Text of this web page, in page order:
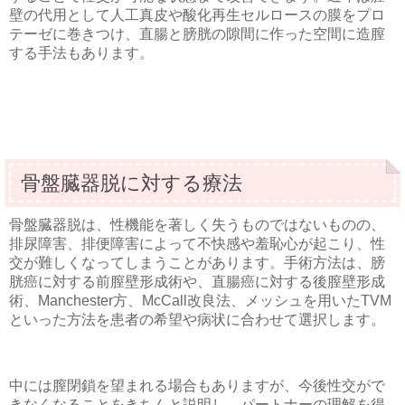
壁の代用として人工真皮や酸化再生セルロースの膜をプロ
テーゼに巻きつけ、直腸と膀胱の隙間に作った空間に造膣
する手法もあります。
骨盤臓器脱に対する療法
骨盤臓器脱は、性機能を著しく失うものではないものの、
排尿障害、排便障害によって不快感や羞恥心が起こり、性
交が難しくなってしまうことがあります。手術方法は、膀
胱癌に対する前膣壁形成術や、直腸癌に対する後膣壁形成
術、Manchester方、McCall改良法、メッシュを用いたTVM
といった方法を患者の希望や病状に合わせて選択します。
中には膣閉鎖を望まれる場合もありますが、今後性交がで